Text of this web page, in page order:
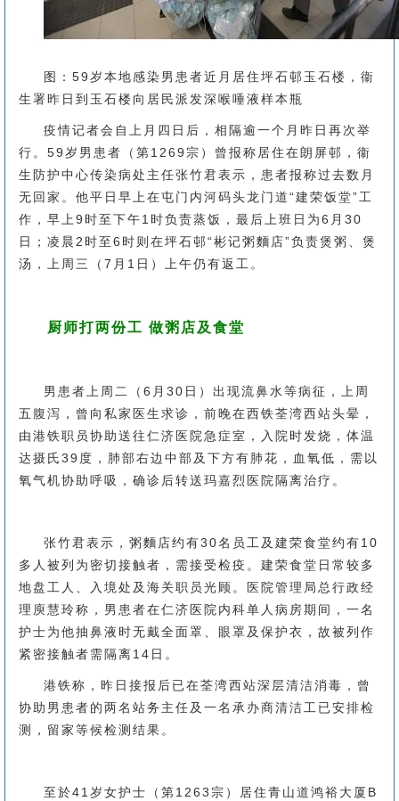
图：59岁本地感染男患者近月居住坪石邨玉石楼，衞
生署昨日到玉石楼向居民派发深喉唾液样本瓶
疫情记者会自上月四日后，相隔逾一个月昨日再次举
行。59岁男患者（第1269宗）曾报称居住在朗屏邨，衞
生防护中心传染病处主任张竹君表示，患者报称过去数月
无回家。他平日早上在屯门内河码头龙门道“建荣饭堂”工
作，早上9时至下午1时负责蒸饭，最后上班日为6月30
日；凌晨2时至6时则在坪石邨“彬记粥麵店”负责煲粥、煲
汤，上周三（7月1日）上午仍有返工。
厨师打两份工 做粥店及食堂
男患者上周二（6月30日）出现流鼻水等病征，上周
五腹泻，曾向私家医生求诊，前晚在西铁荃湾西站头晕，
由港铁职员协助送往仁济医院急症室，入院时发烧，体温
达摄氏39度，肺部右边中部及下方有肺花，血氧低，需以
氧气机协助呼吸，确诊后转送玛嘉烈医院隔离治疗。
张竹君表示，粥麵店约有30名员工及建荣食堂约有10
多人被列为密切接触者，需接受检疫。建荣食堂日常较多
地盘工人、入境处及海关职员光顾。医院管理局总行政经
理庾慧玲称，男患者在仁济医院内科单人病房期间，一名
护士为他抽鼻液时无戴全面罩、眼罩及保护衣，故被列作
紧密接触者需隔离14日。
港铁称，昨日接报后已在荃湾西站深层清洁消毒，曾
协助男患者的两名站务主任及一名承办商清洁工已安排检
测，留家等候检测结果。
至於41岁女护士（第1263宗）居住青山道鸿裕大厦B